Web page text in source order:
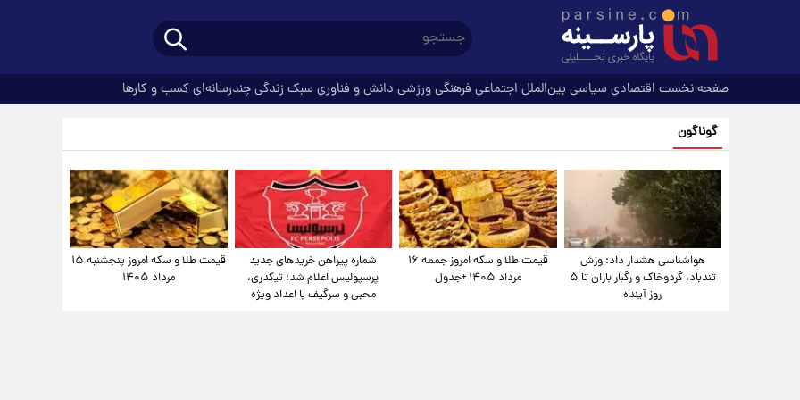
صفحه نخست اقتصادی سیاسی بین‌الملل اجتماعی فرهنگیورزشی دانش و فناوری سبک زندگیچندرسانه‌ای کسب و کارها
گوناگون
هواشناسی هشدار داد: وزش
تندباد، گردوخاک و رگبار باران تا ۵
روز آینده
قیمت طلا و سکه امروز جمعه ۱۶
مرداد ۱۴۰۵ +جدول
شماره پیراهن خریدهای جدید
پرسپولیس اعلام شد؛ تیکدری،
محبی و سرگیف با اعداد ویژه
قیمت طلا و سکه امروز پنجشنبه ۱۵
مرداد ۱۴۰۵